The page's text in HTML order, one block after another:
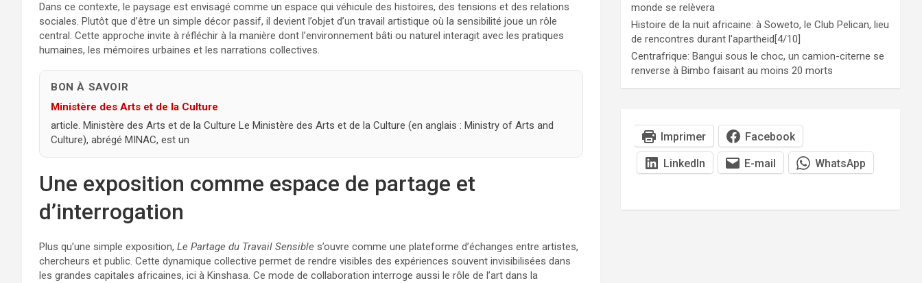
Dans ce contexte, le paysage est envisagé comme un espace qui véhicule des histoires, des tensions et des relations
sociales. Plutôt que d’être un simple décor passif, il devient l’objet d’un travail artistique où la sensibilité joue un rôle
central. Cette approche invite à réfléchir à la manière dont l’environnement bâti ou naturel interagit avec les pratiques
humaines, les mémoires urbaines et les narrations collectives.
BON À SAVOIR
Ministère des Arts et de la Culture
article. Ministère des Arts et de la Culture Le Ministère des Arts et de la Culture (en anglais : Ministry of Arts and
Culture), abrégé MINAC, est un
Une exposition comme espace de partage et
d’interrogation
Plus qu’une simple exposition, Le Partage du Travail Sensible s’ouvre comme une plateforme d’échanges entre artistes,
chercheurs et public. Cette dynamique collective permet de rendre visibles des expériences souvent invisibilisées dans
les grandes capitales africaines, ici à Kinshasa. Ce mode de collaboration interroge aussi le rôle de l’art dans la
monde se relèvera
Histoire de la nuit africaine: à Soweto, le Club Pelican, lieu
de rencontres durant l'apartheid[4/10]
Centrafrique: Bangui sous le choc, un camion-citerne se
renverse à Bimbo faisant au moins 20 morts
Imprimer Facebook
LinkedIn E-mail WhatsApp